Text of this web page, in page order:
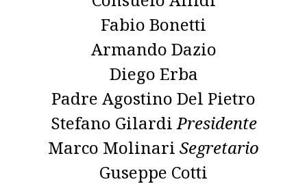
Fabio Bonetti
Armando Dazio
Diego Erba
Padre Agostino Del Pietro
Stefano Gilardi Presidente
Marco Molinari Segretario
Guseppe Cotti